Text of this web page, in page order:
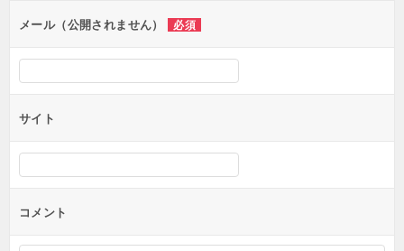
メール（公開されません） 必須
サイト
コメント